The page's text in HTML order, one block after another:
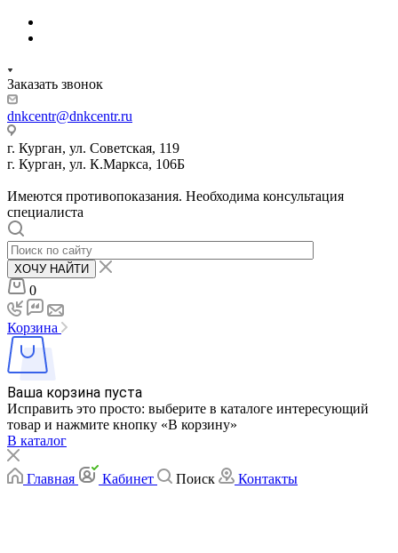
Заказать звонок
dnkcentr@dnkcentr.ru
г. Курган, ул. Советская, 119
г. Курган, ул. К.Маркса, 106Б
Имеются противопоказания. Необходима консультация
специалиста
ХОЧУ НАЙТИ
0
Корзина
Ваша корзина пуста
Исправить это просто: выберите в каталоге интересующий
товар и нажмите кнопку «В корзину»
В каталог
Главная Кабинет Поиск Контакты